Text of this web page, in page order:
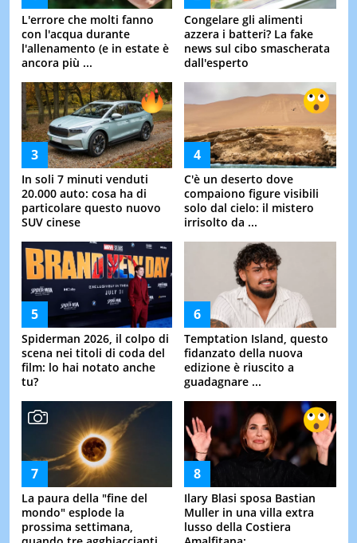
L'errore che molti fanno
con l'acqua durante
l'allenamento (e in estate è
ancora più ...
Congelare gli alimenti
azzera i batteri? La fake
news sul cibo smascherata
dall'esperto
In soli 7 minuti venduti
20.000 auto: cosa ha di
particolare questo nuovo
SUV cinese
C'è un deserto dove
compaiono figure visibili
solo dal cielo: il mistero
irrisolto da ...
Spiderman 2026, il colpo di
scena nei titoli di coda del
film: lo hai notato anche
tu?
Temptation Island, questo
fidanzato della nuova
edizione è riuscito a
guadagnare ...
La paura della "fine del
mondo" esplode la
prossima settimana,
Ilary Blasi sposa Bastian
Muller in una villa extra
lusso della Costiera